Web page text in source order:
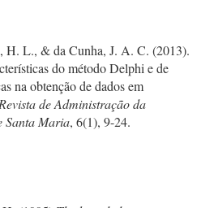
H. L., & da Cunha, J. A. C. (2013).
do método Delphi e de
na obtenção de dados em
de Administração da
Santa Maria, 6(1), 9-24.